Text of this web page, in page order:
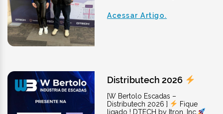
Acessar Artigo.
Distributech 2026
[W Bertolo Escadas –
Distributech 2026 ]
Fique
ligado ! DTECH by Itron, Inc.